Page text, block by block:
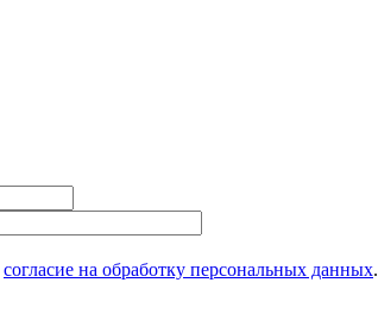
согласие на обработку персональных данных.